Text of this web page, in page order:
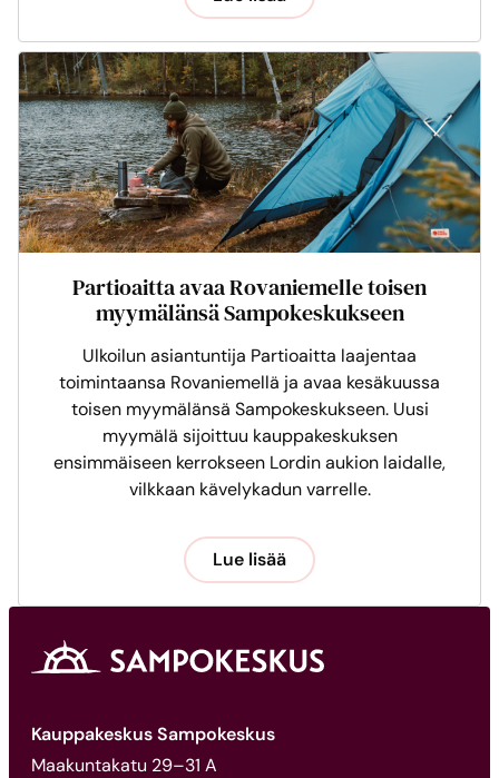
Partioaitta avaa Rovaniemelle toisen
myymälänsä Sampokeskukseen
Ulkoilun asiantuntija Partioaitta laajentaa
toimintaansa Rovaniemellä ja avaa kesäkuussa
toisen myymälänsä Sampokeskukseen. Uusi
myymälä sijoittuu kauppakeskuksen
ensimmäiseen kerrokseen Lordin aukion laidalle,
vilkkaan kävelykadun varrelle.
Lue lisää
Kauppakeskus Sampokeskus
Maakuntakatu 29–31 A